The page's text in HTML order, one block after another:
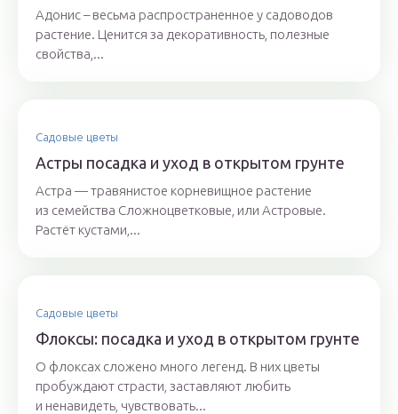
Адонис – весьма распространенное у садоводов
растение. Ценится за декоративность, полезные
свойства,...
Садовые цветы
Астры посадка и уход в открытом грунте
Астра — травянистое корневищное растение
из семейства Сложноцветковые, или Астровые.
Растёт кустами,...
Садовые цветы
Флоксы: посадка и уход в открытом грунте
О флоксах сложено много легенд. В них цветы
пробуждают страсти, заставляют любить
и ненавидеть, чувствовать...